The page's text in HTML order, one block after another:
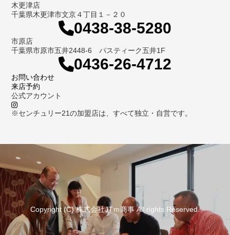
木更津店
千葉県木更津市文京４丁目１－２０
0438-38-5280
市原店
千葉県市原市五井2448-6 パスティーク五井1F
0436-26-4712
お問い合わせ
来店予約
公式アカウント
※センチュリー21の加盟店は、すべて独立・自営です。
Copyright (C) 株式会社JTｍ商事 All rights Reserved.